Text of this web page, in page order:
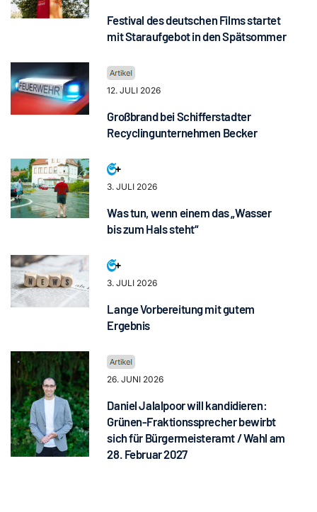
Festival des deutschen Films startet
mit Staraufgebot in den Spätsommer
12. JULI 2026
Großbrand bei Schifferstadter
Recyclingunternehmen Becker
3. JULI 2026
Was tun, wenn einem das „Wasser
bis zum Hals steht“
3. JULI 2026
Lange Vorbereitung mit gutem
Ergebnis
26. JUNI 2026
Daniel Jalalpoor will kandidieren:
Grünen-Fraktionssprecher bewirbt
sich für Bürgermeisteramt / Wahl am
28. Februar 2027